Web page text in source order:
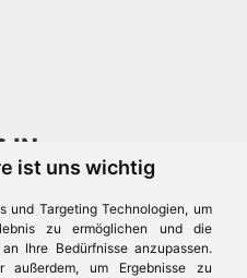
ist uns wichtig
und Targeting Technologien, um
zu ermöglichen und die
Ihre Bedürfnisse anzupassen.
außerdem, um Ergebnisse zu
IN